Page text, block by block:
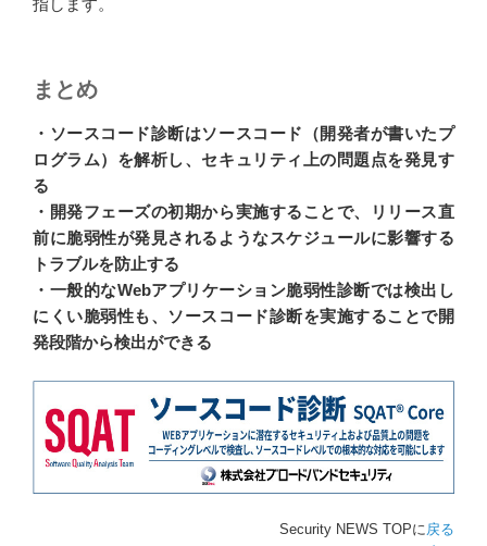
まとめ
・ソースコード診断はソースコード（開発者が書いたプ
ログラム）を解析し、セキュリティ上の問題点を発見す
る
・開発フェーズの初期から実施することで、リリース直
前に脆弱性が発見されるようなスケジュールに影響する
トラブルを防止する
・一般的なWebアプリケーション脆弱性診断では検出し
にくい脆弱性も、ソースコード診断を実施することで開
発段階から検出ができる
Security NEWS TOPに戻る